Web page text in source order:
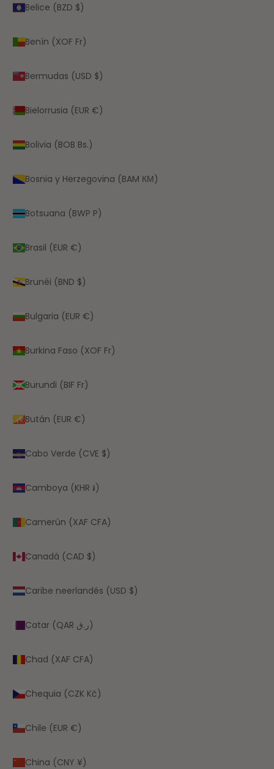
Belice (BZD $)
Benín (XOF Fr)
Bermudas (USD $)
Bielorrusia (EUR €)
Bolivia (BOB Bs.)
Bosnia y Herzegovina (BAM КМ)
Botsuana (BWP P)
Brasil (EUR €)
Brunéi (BND $)
Bulgaria (EUR €)
Burkina Faso (XOF Fr)
Burundi (BIF Fr)
Bután (EUR €)
Cabo Verde (CVE $)
Camboya (KHR ៛)
Camerún (XAF CFA)
Canadá (CAD $)
Caribe neerlandés (USD $)
Catar (QAR ر.ق)
Chad (XAF CFA)
Chequia (CZK Kč)
Chile (EUR €)
China (CNY ¥)